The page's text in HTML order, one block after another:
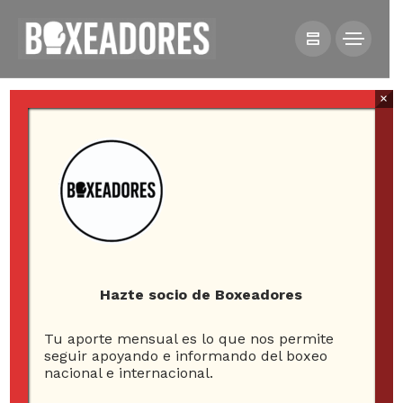
MMA
[Video] Conor
McGregor pegó
Hazte socio de Boxeadores
Tu aporte mensual es lo que nos permite
seguir apoyando e informando del boxeo
nacional e internacional.
×